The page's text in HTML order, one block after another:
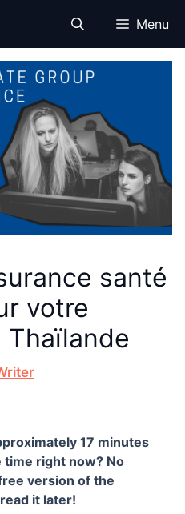
Menu
santé
votre
17 minutes
time right now? No
version of the
it later!